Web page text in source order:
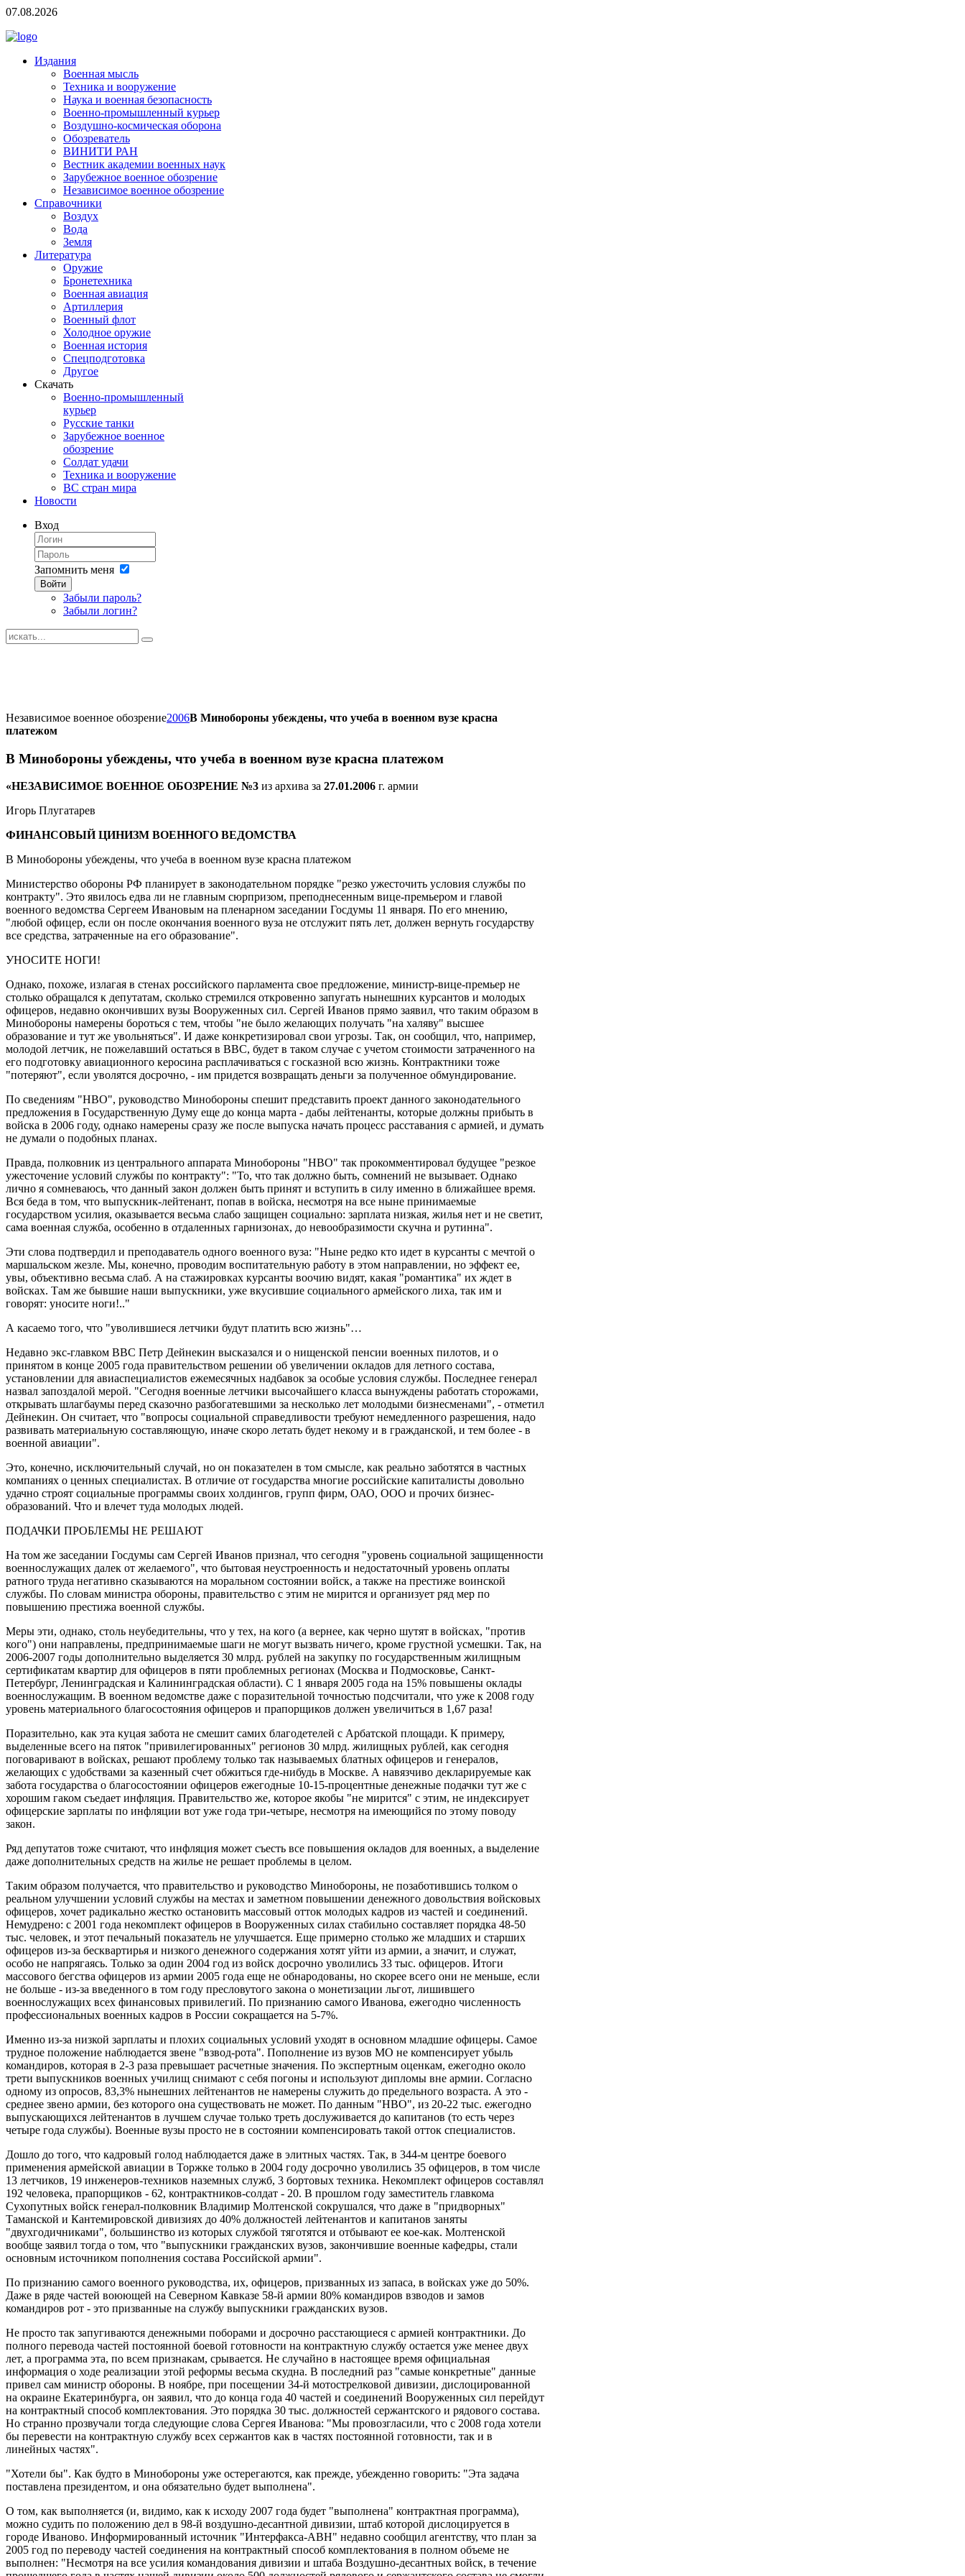
07.08.2026
Издания
Военная мысль
Техника и вооружение
Наука и военная безопасность
Военно-промышленный курьер
Воздушно-космическая оборона
Обозреватель
ВИНИТИ РАН
Вестник академии военных наук
Зарубежное военное обозрение
Независимое военное обозрение
Справочники
Воздух
Вода
Земля
Литература
Оружие
Бронетехника
Военная авиация
Артиллерия
Военный флот
Холодное оружие
Военная история
Спецподготовка
Другое
Скачать
Военно-промышленный
курьер
Русские танки
Зарубежное военное
обозрение
Солдат удачи
Техника и вооружение
ВС стран мира
Новости
Вход
Запомнить меня
Войти
Забыли пароль?
Забыли логин?
Независимое военное обозрение2006В Минобороны убеждены, что учеба в военном вузе красна
платежом
В Минобороны убеждены, что учеба в военном вузе красна платежом
«НЕЗАВИСИМОЕ ВОЕННОЕ ОБОЗРЕНИЕ №3 из архива за 27.01.2006 г. армии
Игорь Плугатарев
ФИНАНСОВЫЙ ЦИНИЗМ ВОЕННОГО ВЕДОМСТВА
В Минобороны убеждены, что учеба в военном вузе красна платежом
Министерство обороны РФ планирует в законодательном порядке "резко ужесточить условия службы по
контракту". Это явилось едва ли не главным сюрпризом, преподнесенным вице-премьером и главой
военного ведомства Сергеем Ивановым на пленарном заседании Госдумы 11 января. По его мнению,
"любой офицер, если он после окончания военного вуза не отслужит пять лет, должен вернуть государству
все средства, затраченные на его образование".
УНОСИТЕ НОГИ!
Однако, похоже, излагая в стенах российского парламента свое предложение, министр-вице-премьер не
столько обращался к депутатам, сколько стремился откровенно запугать нынешних курсантов и молодых
офицеров, недавно окончивших вузы Вооруженных сил. Сергей Иванов прямо заявил, что таким образом в
Минобороны намерены бороться с тем, чтобы "не было желающих получать "на халяву" высшее
образование и тут же увольняться". И даже конкретизировал свои угрозы. Так, он сообщил, что, например,
молодой летчик, не пожелавший остаться в ВВС, будет в таком случае с учетом стоимости затраченного на
его подготовку авиационного керосина расплачиваться с госказной всю жизнь. Контрактники тоже
"потеряют", если уволятся досрочно, - им придется возвращать деньги за полученное обмундирование.
По сведениям "НВО", руководство Минобороны спешит представить проект данного законодательного
предложения в Государственную Думу еще до конца марта - дабы лейтенанты, которые должны прибыть в
войска в 2006 году, однако намерены сразу же после выпуска начать процесс расставания с армией, и думать
не думали о подобных планах.
Правда, полковник из центрального аппарата Минобороны "НВО" так прокомментировал будущее "резкое
ужесточение условий службы по контракту": "То, что так должно быть, сомнений не вызывает. Однако
лично я сомневаюсь, что данный закон должен быть принят и вступить в силу именно в ближайшее время.
Вся беда в том, что выпускник-лейтенант, попав в войска, несмотря на все ныне принимаемые
государством усилия, оказывается весьма слабо защищен социально: зарплата низкая, жилья нет и не светит,
сама военная служба, особенно в отдаленных гарнизонах, до невообразимости скучна и рутинна".
Эти слова подтвердил и преподаватель одного военного вуза: "Ныне редко кто идет в курсанты с мечтой о
маршальском жезле. Мы, конечно, проводим воспитательную работу в этом направлении, но эффект ее,
увы, объективно весьма слаб. А на стажировках курсанты воочию видят, какая "романтика" их ждет в
войсках. Там же бывшие наши выпускники, уже вкусившие социального армейского лиха, так им и
говорят: уносите ноги!.."
А касаемо того, что "уволившиеся летчики будут платить всю жизнь"…
Недавно экс-главком ВВС Петр Дейнекин высказался и о нищенской пенсии военных пилотов, и о
принятом в конце 2005 года правительством решении об увеличении окладов для летного состава,
установлении для авиаспециалистов ежемесячных надбавок за особые условия службы. Последнее генерал
назвал запоздалой мерой. "Сегодня военные летчики высочайшего класса вынуждены работать сторожами,
открывать шлагбаумы перед сказочно разбогатевшими за несколько лет молодыми бизнесменами", - отметил
Дейнекин. Он считает, что "вопросы социальной справедливости требуют немедленного разрешения, надо
развивать материальную составляющую, иначе скоро летать будет некому и в гражданской, и тем более - в
военной авиации".
Это, конечно, исключительный случай, но он показателен в том смысле, как реально заботятся в частных
компаниях о ценных специалистах. В отличие от государства многие российские капиталисты довольно
удачно строят социальные программы своих холдингов, групп фирм, ОАО, ООО и прочих бизнес-
образований. Что и влечет туда молодых людей.
ПОДАЧКИ ПРОБЛЕМЫ НЕ РЕШАЮТ
На том же заседании Госдумы сам Сергей Иванов признал, что сегодня "уровень социальной защищенности
военнослужащих далек от желаемого", что бытовая неустроенность и недостаточный уровень оплаты
ратного труда негативно сказываются на моральном состоянии войск, а также на престиже воинской
службы. По словам министра обороны, правительство с этим не мирится и организует ряд мер по
повышению престижа военной службы.
Меры эти, однако, столь неубедительны, что у тех, на кого (а вернее, как черно шутят в войсках, "против
кого") они направлены, предпринимаемые шаги не могут вызвать ничего, кроме грустной усмешки. Так, на
2006-2007 годы дополнительно выделяется 30 млрд. рублей на закупку по государственным жилищным
сертификатам квартир для офицеров в пяти проблемных регионах (Москва и Подмосковье, Санкт-
Петербург, Ленинградская и Калининградская области). С 1 января 2005 года на 15% повышены оклады
военнослужащим. В военном ведомстве даже с поразительной точностью подсчитали, что уже к 2008 году
уровень материального благосостояния офицеров и прапорщиков должен увеличиться в 1,67 раза!
Поразительно, как эта куцая забота не смешит самих благодетелей с Арбатской площади. К примеру,
выделенные всего на пяток "привилегированных" регионов 30 млрд. жилищных рублей, как сегодня
поговаривают в войсках, решают проблему только так называемых блатных офицеров и генералов,
желающих с удобствами за казенный счет обжиться где-нибудь в Москве. А навязчиво декларируемые как
забота государства о благосостоянии офицеров ежегодные 10-15-процентные денежные подачки тут же с
хорошим гаком съедает инфляция. Правительство же, которое якобы "не мирится" с этим, не индексирует
офицерские зарплаты по инфляции вот уже года три-четыре, несмотря на имеющийся по этому поводу
закон.
Ряд депутатов тоже считают, что инфляция может съесть все повышения окладов для военных, а выделение
даже дополнительных средств на жилье не решает проблемы в целом.
Таким образом получается, что правительство и руководство Минобороны, не позаботившись толком о
реальном улучшении условий службы на местах и заметном повышении денежного довольствия войсковых
офицеров, хочет радикально жестко остановить массовый отток молодых кадров из частей и соединений.
Немудрено: с 2001 года некомплект офицеров в Вооруженных силах стабильно составляет порядка 48-50
тыс. человек, и этот печальный показатель не улучшается. Еще примерно столько же младших и старших
офицеров из-за бесквартирья и низкого денежного содержания хотят уйти из армии, а значит, и служат,
особо не напрягаясь. Только за один 2004 год из войск досрочно уволились 33 тыс. офицеров. Итоги
массового бегства офицеров из армии 2005 года еще не обнародованы, но скорее всего они не меньше, если
не больше - из-за введенного в том году пресловутого закона о монетизации льгот, лишившего
военнослужащих всех финансовых привилегий. По признанию самого Иванова, ежегодно численность
профессиональных военных кадров в России сокращается на 5-7%.
Именно из-за низкой зарплаты и плохих социальных условий уходят в основном младшие офицеры. Самое
трудное положение наблюдается звене "взвод-рота". Пополнение из вузов МО не компенсирует убыль
командиров, которая в 2-3 раза превышает расчетные значения. По экспертным оценкам, ежегодно около
трети выпускников военных училищ снимают с себя погоны и используют дипломы вне армии. Согласно
одному из опросов, 83,3% нынешних лейтенантов не намерены служить до предельного возраста. А это -
среднее звено армии, без которого она существовать не может. По данным "НВО", из 20-22 тыс. ежегодно
выпускающихся лейтенантов в лучшем случае только треть дослуживается до капитанов (то есть через
четыре года службы). Военные вузы просто не в состоянии компенсировать такой отток специалистов.
Дошло до того, что кадровый голод наблюдается даже в элитных частях. Так, в 344-м центре боевого
применения армейской авиации в Торжке только в 2004 году досрочно уволились 35 офицеров, в том числе
13 летчиков, 19 инженеров-техников наземных служб, 3 бортовых техника. Некомплект офицеров составлял
192 человека, прапорщиков - 62, контрактников-солдат - 20. В прошлом году заместитель главкома
Сухопутных войск генерал-полковник Владимир Молтенской сокрушался, что даже в "придворных"
Таманской и Кантемировской дивизиях до 40% должностей лейтенантов и капитанов заняты
"двухгодичниками", большинство из которых службой тяготятся и отбывают ее кое-как. Молтенской
вообще заявил тогда о том, что "выпускники гражданских вузов, закончившие военные кафедры, стали
основным источником пополнения состава Российской армии".
По признанию самого военного руководства, их, офицеров, призванных из запаса, в войсках уже до 50%.
Даже в ряде частей воюющей на Северном Кавказе 58-й армии 80% командиров взводов и замов
командиров рот - это призванные на службу выпускники гражданских вузов.
Не просто так запугиваются денежными поборами и досрочно расстающиеся с армией контрактники. До
полного перевода частей постоянной боевой готовности на контрактную службу остается уже менее двух
лет, а программа эта, по всем признакам, срывается. Не случайно в настоящее время официальная
информация о ходе реализации этой реформы весьма скудна. В последний раз "самые конкретные" данные
привел сам министр обороны. В ноябре, при посещении 34-й мотострелковой дивизии, дислоцированной
на окраине Екатеринбурга, он заявил, что до конца года 40 частей и соединений Вооруженных сил перейдут
на контрактный способ комплектования. Это порядка 30 тыс. должностей сержантского и рядового состава.
Но странно прозвучали тогда следующие слова Сергея Иванова: "Мы провозгласили, что с 2008 года хотели
бы перевести на контрактную службу всех сержантов как в частях постоянной готовности, так и в
линейных частях".
"Хотели бы". Как будто в Минобороны уже остерегаются, как прежде, убежденно говорить: "Эта задача
поставлена президентом, и она обязательно будет выполнена".
О том, как выполняется (и, видимо, как к исходу 2007 года будет "выполнена" контрактная программа),
можно судить по положению дел в 98-й воздушно-десантной дивизии, штаб которой дислоцируется в
городе Иваново. Информированный источник "Интерфакса-АВН" недавно сообщил агентству, что план за
2005 год по переводу частей соединения на контрактный способ комплектования в полном объеме не
выполнен: "Несмотря на все усилия командования дивизии и штаба Воздушно-десантных войск, в течение